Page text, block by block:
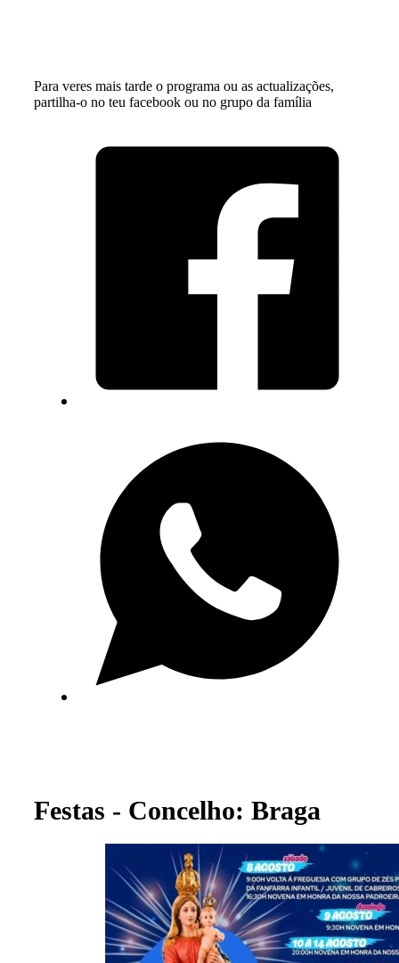
Para veres mais tarde o programa ou as actualizações,
partilha-o no teu facebook ou no grupo da família
Festas - Concelho: Braga